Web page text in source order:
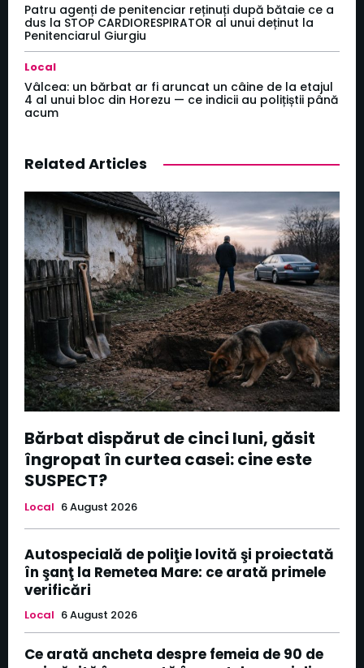
Patru agenți de penitenciar reținuți după bătaie ce a
dus la STOP CARDIORESPIRATOR al unui deținut la
Penitenciarul Giurgiu
Local
Vâlcea: un bărbat ar fi aruncat un câine de la etajul
4 al unui bloc din Horezu — ce indicii au polițiștii până
acum
Related Articles
Bărbat dispărut de cinci luni, găsit
îngropat în curtea casei: cine este
SUSPECT?
Local 6 August 2026
Autospecială de poliţie lovită şi proiectată
în şanţ la Remetea Mare: ce arată primele
verificări
Local 6 August 2026
Ce arată ancheta despre femeia de 90 de